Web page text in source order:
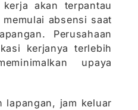
akan terpantau
absensi saat
Perusahaan
kerjanya terlebih
upaya
lapangan, jam keluar